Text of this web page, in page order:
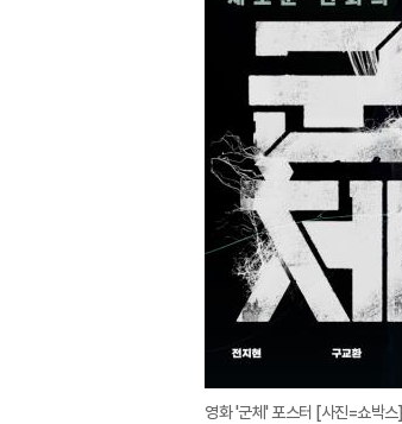
영화 '군체' 포스터 [사진=쇼박스]